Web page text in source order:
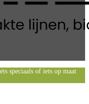
speciaals of iets op maat